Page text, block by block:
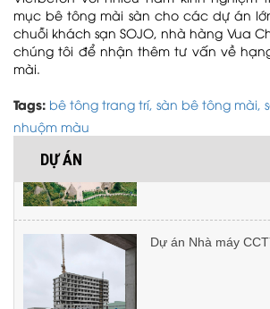
mục bê tông mài sàn cho các dự án
chuỗi khách sạn SOJO, nhà hàng Vua
chúng tôi để nhận thêm tư vấn về
mài.
Tags: bê tông trang trí, sàn bê tông mài,
nhuộm màu
DỰ ÁN
Dự án Đảo Khê Cốc
Dự án Nhà máy
chèn và đá tự nhiên
Cách chống nứt và
áp khuôn khi thi